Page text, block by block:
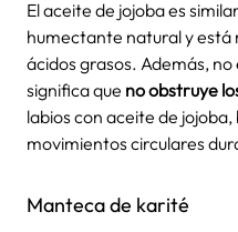
El aceite de jojoba es
humectante natural y
ácidos grasos. Además,
significa que no obstruye
labios con aceite de
movimientos circulares
Manteca de karité